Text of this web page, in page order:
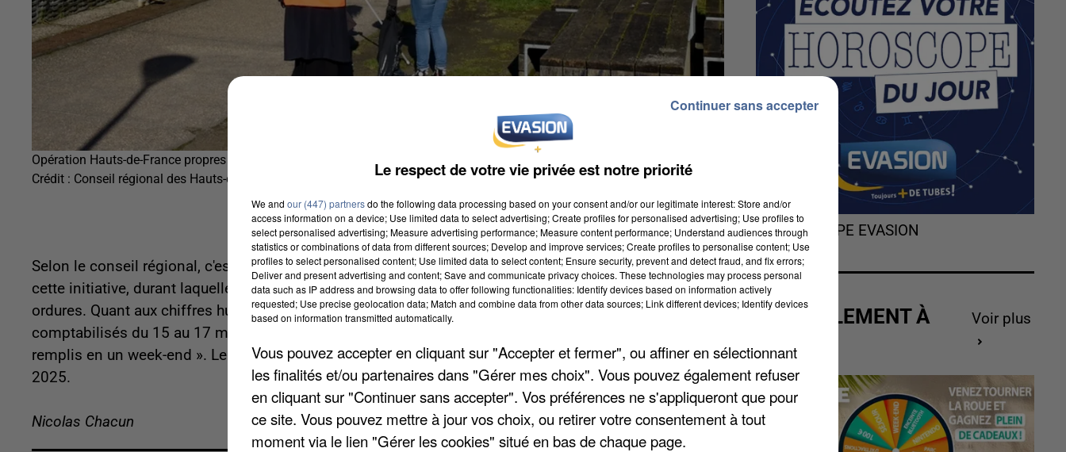
Opération Hauts-de-France propres 2024
Crédit : Conseil régional des Hauts-de-France
Selon le conseil régional, c'est la première fois qu'il y a autant de points de collecte de déployés pour
cette initiative, durant laquelle les routes, villes, campagnes et forêts ont été débarrassés de leurs
ordures. Quant aux chiffres humains, ils parlent d'eux-mêmes : plus de 101.000 bénévoles ont été
comptabilisés du 15 au 17 mars 2024. La Région affirme que « 182 poids lourds de déchets ont été
remplis en un week-end ». Le rendez-vous est déjà donné pour l'année prochaine, les 14, 15 et 16 mars
2025.
Nicolas Chacun
L'HOROSCOPE EVASION
ACTUELLEMENT À
Voir plus
Le respect de votre vie privée est notre priorité
We and our (447) partnersdo the following data processing based on your consent and/or our legitimate interest: Store and/or
access information on a device; Use limited data to select advertising; Create profiles for personalised advertising; Use profiles to
select personalised advertising; Measure advertising performance; Measure content performance; Understand audiences through
statistics or combinations of data from different sources; Develop and improve services; Create profiles to personalise content; Use
profiles to select personalised content; Use limited data to select content; Ensure security, prevent and detect fraud, and fix errors;
Deliver and present advertising and content; Save and communicate privacy choices. These technologies may process personal
data such as IP address and browsing data to offer following functionalities: Identify devices based on information actively
requested; Use precise geolocation data; Match and combine data from other data sources; Link different devices; Identify devices
based on information transmitted automatically.
Vous pouvez accepter en cliquant sur "Accepter et fermer", ou affiner en sélectionnant
les finalités et/ou partenaires dans "Gérer mes choix". Vous pouvez également refuser
en cliquant sur "Continuer sans accepter". Vos préférences ne s'appliqueront que pour
ce site. Vous pouvez mettre à jour vos choix, ou retirer votre consentement à tout
moment via le lien "Gérer les cookies" situé en bas de chaque page.
Continuer sans accepter